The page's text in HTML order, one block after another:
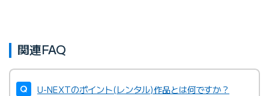
関連FAQ
U-NEXTのポイント(レンタル)作品とは何ですか？